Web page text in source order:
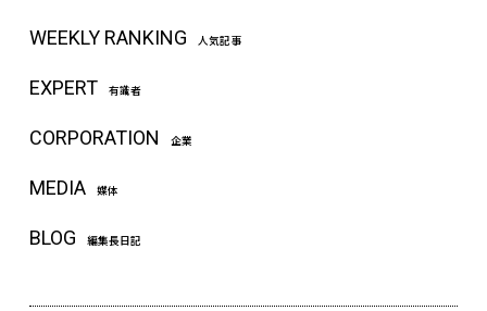
WEEKLY RANKING 人気記事
EXPERT 有識者
CORPORATION 企業
MEDIA 媒体
BLOG 編集長日記